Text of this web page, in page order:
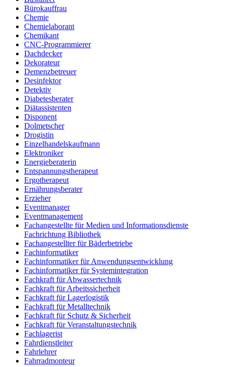
Bürokauffrau
Chemie
Chemielaborant
Chemikant
CNC-Programmierer
Dachdecker
Dekorateur
Demenzbetreuer
Desinfektor
Detektiv
Diabetesberater
Diätassistenten
Disponent
Dolmetscher
Drogistin
Einzelhandelskaufmann
Elektroniker
Energieberaterin
Entspannungstherapeut
Ergotherapeut
Ernährungsberater
Erzieher
Eventmanager
Eventmanagement
Fachangestellte für Medien und Informationsdienste
Fachrichtung Bibliothek
Fachangestellter für Bäderbetriebe
Fachinformatiker
Fachinformatiker für Anwendungsentwicklung
Fachinformatiker für Systemintegration
Fachkraft für Abwassertechnik
Fachkraft für Arbeitssicherheit
Fachkraft für Lagerlogistik
Fachkraft für Metalltechnik
Fachkraft für Schutz & Sicherheit
Fachkraft für Veranstaltungstechnik
Fachlagerist
Fahrdienstleiter
Fahrlehrer
Fahrradmonteur